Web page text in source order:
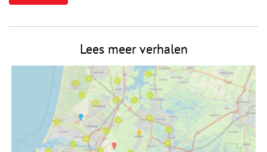
Lees meer verhalen